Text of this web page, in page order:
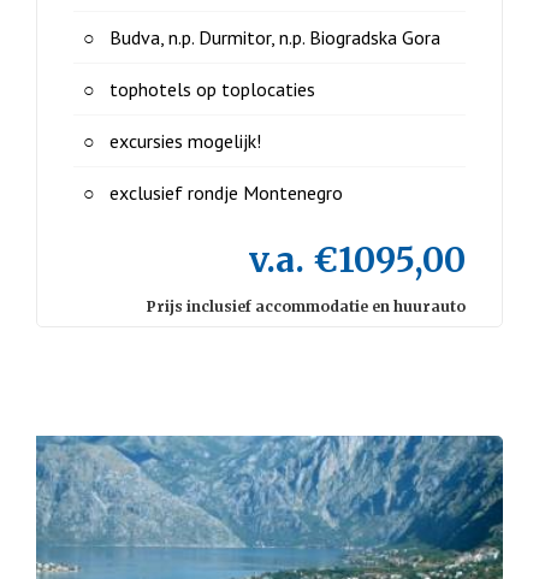
Budva, n.p. Durmitor, n.p. Biogradska Gora
tophotels op toplocaties
excursies mogelijk!
exclusief rondje Montenegro
v.a. €1095,00
Prijs inclusief accommodatie en huurauto